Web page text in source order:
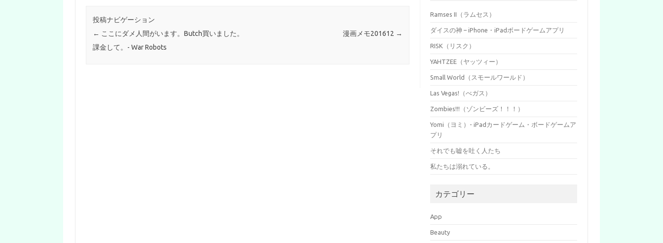
投稿ナビゲーション
← ここにダメ人間がいます。Butch買いました。
課金して。- War Robots
漫画メモ201612 →
Ramses II（ラムセス）
ダイスの神 – iPhone・iPadボードゲームアプリ
RISK（リスク）
YAHTZEE（ヤッツィー）
Small World（スモールワールド）
Las Vegas!（べガス）
Zombies!!!（ゾンビーズ！！！）
Yomi（ヨミ）- iPadカードゲーム・ボードゲームア
プリ
それでも嘘を吐く人たち
私たちは溺れている。
カテゴリー
App
Beauty